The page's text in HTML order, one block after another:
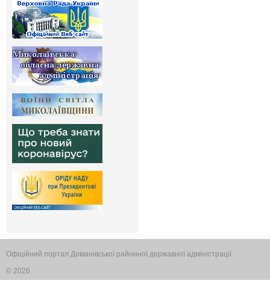
Офіційний портал Доманівської районної державної адміністрації
© 2026